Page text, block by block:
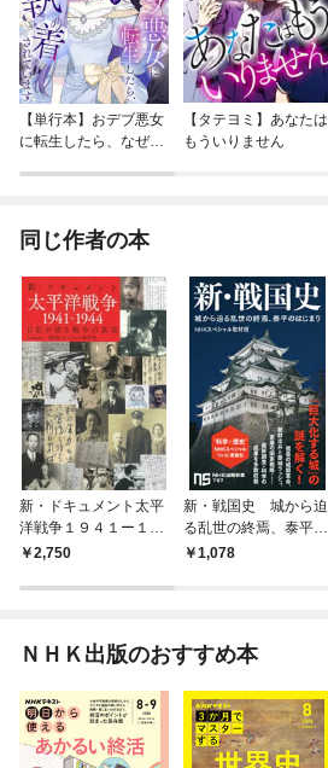
【単行本】おデブ悪女
に転生したら、なぜか
【タテヨミ】あなたは
もういりません
同じ作者の本
新・ドキュメント太平
洋戦争１９４１ー１９
４４ 日記が語る戦争
2,750
新・戦国史 城から迫
る乱世の終焉、泰平の
はじまり
1,078
ＮＨＫ出版のおすすめ本